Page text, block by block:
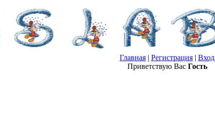
Главная | Регистрация | Вход
Приветствую Вас Гость